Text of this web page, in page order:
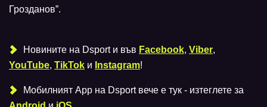
Грозданов”.
Новините на Dsport и във Facebook, Viber,
YouTube, TikTok и Instagram!
Мобилният Аpp на Dsport вече е тук - изтеглете за